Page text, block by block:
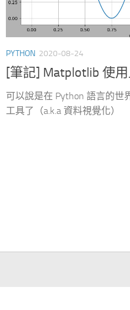
PYTHON 2020-08-24
[筆記] Matplotlib 使
可以說是在 Python 語言的世
工具了（a.k.a 資料視覺化）